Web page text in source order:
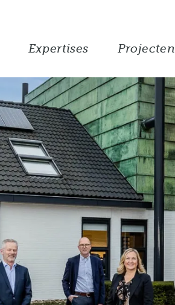
Expertises Projecten